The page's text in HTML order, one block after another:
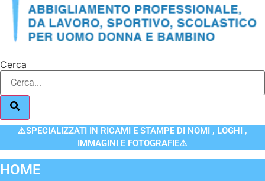
Cerca
⚠️SPECIALIZZATI IN RICAMI E STAMPE DI NOMI , LOGHI ,
IMMAGINI E FOTOGRAFIE⚠️
HOME